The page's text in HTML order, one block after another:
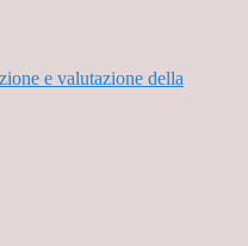
e valutazione della